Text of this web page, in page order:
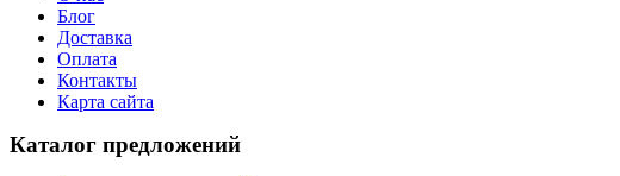
Блог
Доставка
Оплата
Контакты
Карта сайта
Каталог предложений